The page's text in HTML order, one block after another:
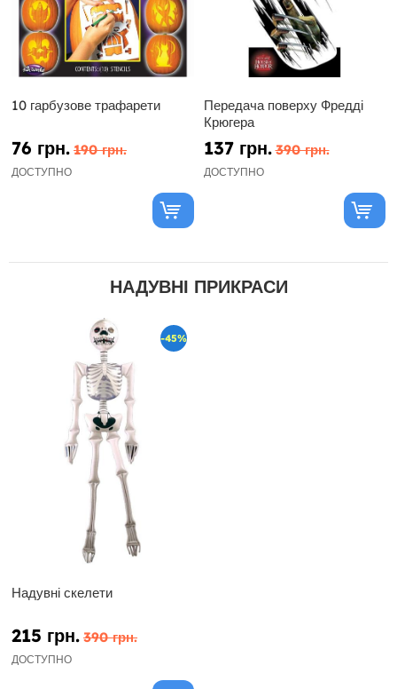
10 гарбузове трафарети
76 грн. 190 грн.
ДОСТУПНО
Передача поверху Фредді
Крюгера
137 грн. 390 грн.
ДОСТУПНО
НАДУВНІ ПРИКРАСИ
-45%
Надувні скелети
215 грн. 390 грн.
ДОСТУПНО